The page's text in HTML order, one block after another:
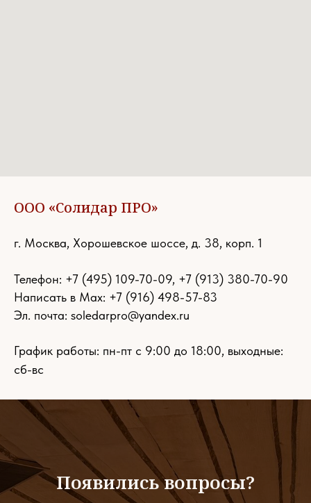
ООО «Солидар ПРО»
г. Москва, Хорошевское шоссе, д. 38, корп. 1
Телефон: +7 (495) 109-70-09, +7 (913) 380-70-90
Написать в Max: +7 (916) 498-57-83
Эл. почта: soledarpro@yandex.ru
График работы: пн-пт с 9:00 до 18:00, выходные:
сб-вс
Появились вопросы?